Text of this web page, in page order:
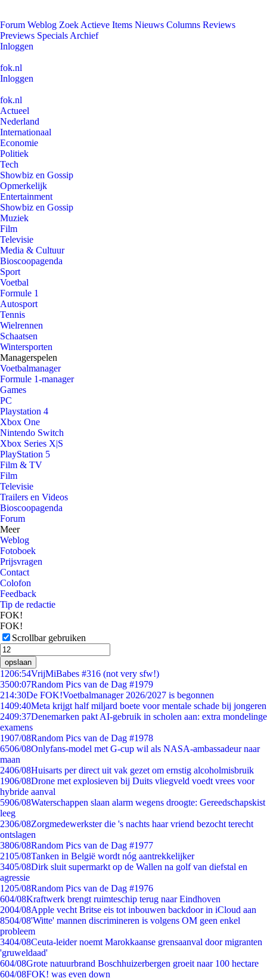
Forum Weblog Zoek Actieve Items Nieuws Columns Reviews
Previews Specials Archief
Inloggen
fok.nl
Inloggen
fok.nl
Actueel
Nederland
Internationaal
Economie
Politiek
Tech
Showbiz en Gossip
Opmerkelijk
Entertainment
Showbiz en Gossip
Muziek
Film
Televisie
Media & Cultuur
Bioscoopagenda
Sport
Voetbal
Formule 1
Autosport
Tennis
Wielrennen
Schaatsen
Wintersporten
Managerspelen
Voetbalmanager
Formule 1-manager
Games
PC
Playstation 4
Xbox One
Nintendo Switch
Xbox Series X|S
PlayStation 5
Film & TV
Film
Televisie
Trailers en Videos
Bioscoopagenda
Forum
Meer
Weblog
Fotoboek
Prijsvragen
Contact
Colofon
Feedback
Tip de redactie
FOK!
FOK!
Scrollbar gebruiken
opslaan
1206:54VrijMiBabes #316 (not very sfw!)
3500:07Random Pics van de Dag #1979
214:30De FOK!Voetbalmanager 2026/2027 is begonnen
1409:40Meta krijgt half miljard boete voor mentale schade bij jongeren
2409:37Denemarken pakt AI-gebruik in scholen aan: extra mondelinge
examens
1907/08Random Pics van de Dag #1978
6506/08Onlyfans-model met G-cup wil als NASA-ambassadeur naar
maan
2406/08Huisarts per direct uit vak gezet om ernstig alcoholmisbruik
1906/08Drone met explosieven bij Duits vliegveld voedt vrees voor
hybride aanval
5906/08Waterschappen slaan alarm wegens droogte: Gereedschapskist
leeg
2306/08Zorgmedewerkster die 's nachts haar vriend bezocht terecht
ontslagen
3806/08Random Pics van de Dag #1977
2105/08Tanken in België wordt nóg aantrekkelijker
3405/08Dirk sluit supermarkt op de Wallen na golf van diefstal en
agressie
1205/08Random Pics van de Dag #1976
604/08Kraftwerk brengt ruimteschip terug naar Eindhoven
2004/08Apple vecht Britse eis tot inbouwen backdoor in iCloud aan
8504/08'Witte' mannen discrimineren is volgens OM geen enkel
probleem
3404/08Ceuta-leider noemt Marokkaanse grensaanval door migranten
'gruweldaad'
604/08Grote natuurbrand Boschhuizerbergen groeit naar 100 hectare
604/08FOK! was even down